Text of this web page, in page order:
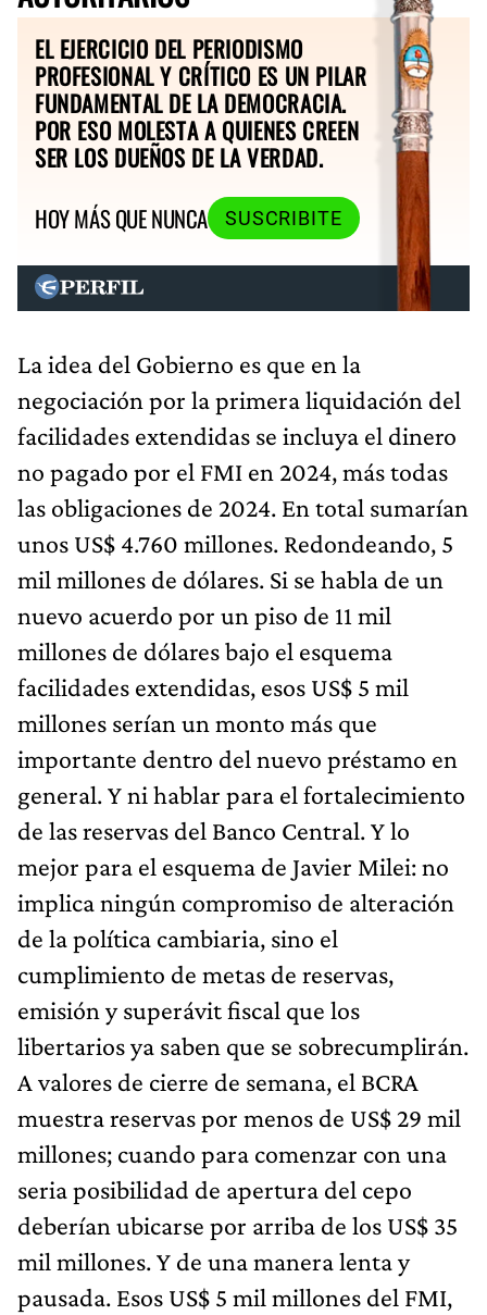
EL EJERCICIO DEL PERIODISMO
PROFESIONAL Y CRÍTICO ES UN PILAR
FUNDAMENTAL DE LA DEMOCRACIA.
POR ESO MOLESTA A QUIENES CREEN
SER LOS DUEÑOS DE LA VERDAD.
HOY MÁS QUE NUNCA
SUSCRIBITE
La idea del Gobierno es que en la
negociación por la primera liquidación del
facilidades extendidas se incluya el dinero
no pagado por el FMI en 2024, más todas
las obligaciones de 2024. En total sumarían
unos US$ 4.760 millones. Redondeando, 5
mil millones de dólares. Si se habla de un
nuevo acuerdo por un piso de 11 mil
millones de dólares bajo el esquema
facilidades extendidas, esos US$ 5 mil
millones serían un monto más que
importante dentro del nuevo préstamo en
general. Y ni hablar para el fortalecimiento
de las reservas del Banco Central. Y lo
mejor para el esquema de Javier Milei: no
implica ningún compromiso de alteración
de la política cambiaria, sino el
cumplimiento de metas de reservas,
emisión y superávit fiscal que los
libertarios ya saben que se sobrecumplirán.
A valores de cierre de semana, el BCRA
muestra reservas por menos de US$ 29 mil
millones; cuando para comenzar con una
seria posibilidad de apertura del cepo
deberían ubicarse por arriba de los US$ 35
mil millones. Y de una manera lenta y
pausada. Esos US$ 5 mil millones del FMI,